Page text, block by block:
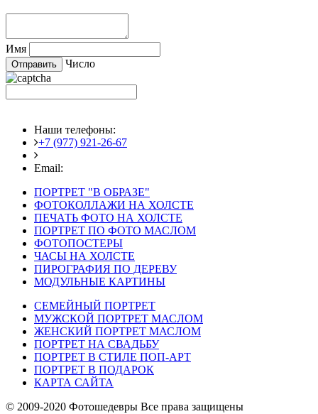
Имя
Число
Наши телефоны:
+7 (977) 921-26-67
Email:
ПОРТРЕТ "В ОБРАЗЕ"
ФОТОКОЛЛАЖИ НА ХОЛСТЕ
ПЕЧАТЬ ФОТО НА ХОЛСТЕ
ПОРТРЕТ ПО ФОТО МАСЛОМ
ФОТОПОСТЕРЫ
ЧАСЫ НА ХОЛСТЕ
ПИРОГРАФИЯ ПО ДЕРЕВУ
МОДУЛЬНЫЕ КАРТИНЫ
СЕМЕЙНЫЙ ПОРТРЕТ
МУЖСКОЙ ПОРТРЕТ МАСЛОМ
ЖЕНСКИЙ ПОРТРЕТ МАСЛОМ
ПОРТРЕТ НА СВАДЬБУ
ПОРТРЕТ В СТИЛЕ ПОП-АРТ
ПОРТРЕТ В ПОДАРОК
КАРТА САЙТА
© 2009-2020 Фотошедевры Все права защищены